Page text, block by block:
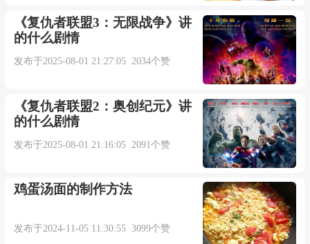
《复仇者联盟3：无限战争》讲
的什么剧情
发布于2025-08-01 21:27:05 2034个赞
《复仇者联盟2：奥创纪元》讲
的什么剧情
发布于2025-08-01 21:16:05 2091个赞
鸡蛋汤面的制作方法
发布于2024-11-05 11:30:55 3099个赞